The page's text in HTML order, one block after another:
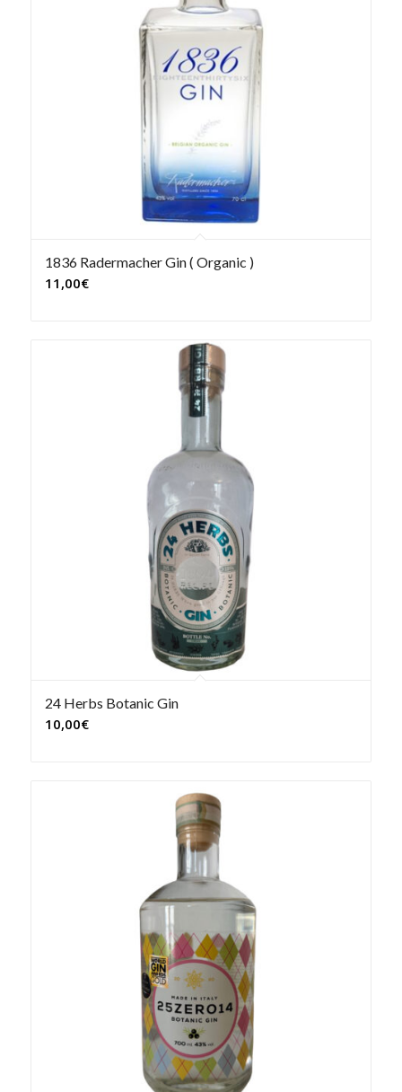
1836 Radermacher Gin ( Organic )
11,00€
24 Herbs Botanic Gin
10,00€